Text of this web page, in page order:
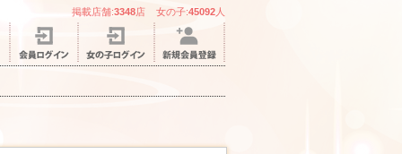
掲載店舗:3348店 女の子:45092 人